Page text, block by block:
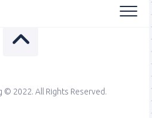
© 2022. All Rights Reserved.